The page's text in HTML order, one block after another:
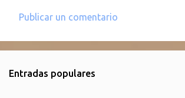
e
Publicar un comentario
Entradas populares